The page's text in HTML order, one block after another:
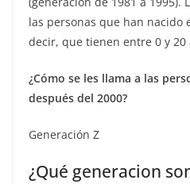
las personas que han nacido
decir, que tienen entre 0 y 20
¿Cómo se les llama a las
después del 2000?
Generación Z
¿Qué generacion